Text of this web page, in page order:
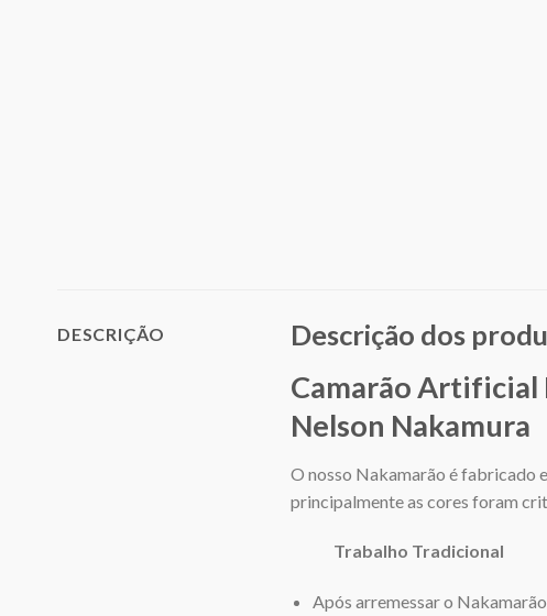
DESCRIÇÃO Descrição dos
Camarão Artificial
Nelson Nakamura
O nosso Nakamarão é fabricado
principalmente as cores foram
Trabalho Tradicional
Após arremessar o